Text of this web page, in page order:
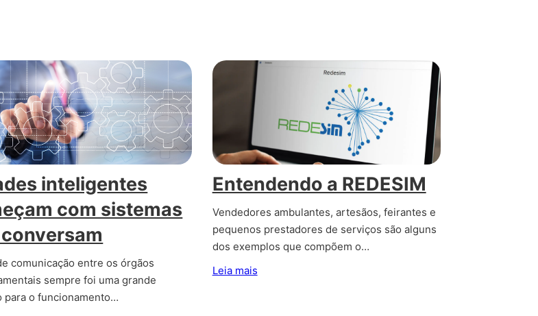
inteligentes
com sistemas
comunicação entre os órgãos
sempre foi uma grande
para o funcionamento…
Entendendo a REDESIM
Vendedores ambulantes, artesãos, feirantes e
pequenos prestadores de serviços são alguns
dos exemplos que compõem o…
Leia mais